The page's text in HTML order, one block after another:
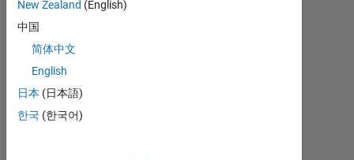
0
RANG
514
New Zealand (English)
中国
简体中文
English
日本 (日本語)
한국 (한국어)